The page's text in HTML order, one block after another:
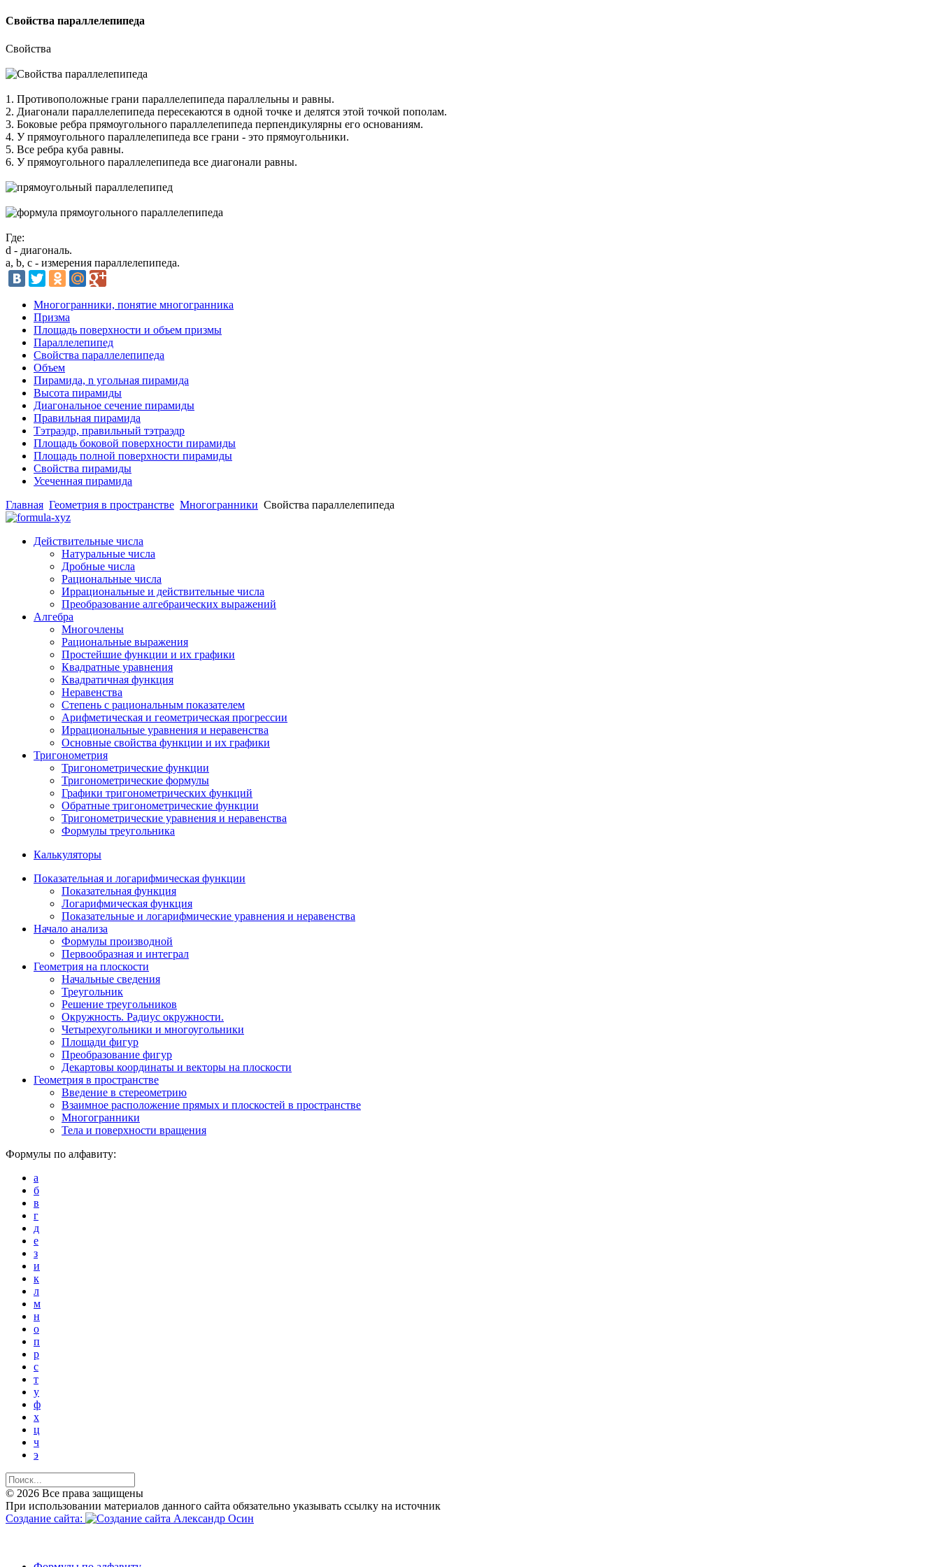
Свойства параллелепипеда
Свойства
1. Противоположные грани параллелепипеда параллельны и равны.
2. Диагонали параллелепипеда пересекаются в одной точке и делятся этой точкой пополам.
3. Боковые ребра прямоугольного параллелепипеда перпендикулярны его основаниям.
4. У прямоугольного параллелепипеда все грани - это прямоугольники.
5. Все ребра куба равны.
6. У прямоугольного параллелепипеда все диагонали равны.
Где:
d - диагональ.
a, b, c - измерения параллелепипеда.
Многогранники, понятие многогранника
Призма
Площадь поверхности и объем призмы
Параллелепипед
Свойства параллелепипеда
Объем
Пирамида, n угольная пирамида
Высота пирамиды
Диагональное сечение пирамиды
Правильная пирамида
Тэтраэдр, правильный тэтраэдр
Площадь боковой поверхности пирамиды
Площадь полной поверхности пирамиды
Свойства пирамиды
Усеченная пирамида
Главная Геометрия в пространстве Многогранники Свойства параллелепипеда
Действительные числа
Натуральные числа
Дробные числа
Рациональные числа
Иррациональные и действительные числа
Преобразование алгебраических выражений
Алгебра
Многочлены
Рациональные выражения
Простейшие функции и их графики
Квадратные уравнения
Квадратичная функция
Неравенства
Степень с рациональным показателем
Арифметическая и геометрическая прогрессии
Иррациональные уравнения и неравенства
Основные свойства функции и их графики
Тригонометрия
Тригонометрические функции
Тригонометрические формулы
Графики тригонометрических функций
Обратные тригонометрические функции
Тригонометрические уравнения и неравенства
Формулы треугольника
Калькуляторы
Показательная и логарифмическая функции
Показательная функция
Логарифмическая функция
Показательные и логарифмические уравнения и неравенства
Начало анализа
Формулы производной
Первообразная и интеграл
Геометрия на плоскости
Начальные сведения
Треугольник
Решение треугольников
Окружность. Радиус окружности.
Четырехугольники и многоугольники
Площади фигур
Преобразование фигур
Декартовы координаты и векторы на плоскости
Геометрия в пространстве
Введение в стереометрию
Взаимное расположение прямых и плоскостей в пространстве
Многогранники
Тела и поверхности вращения
Формулы по алфавиту:
а
б
в
г
д
е
з
и
к
л
м
н
о
п
р
с
т
у
ф
х
ц
ч
э
© 2026 Все права защищены
При использовании материалов данного сайта обязательно указывать ссылку на источник
Создание сайта: